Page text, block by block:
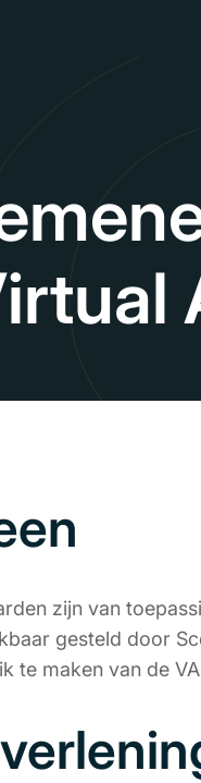
zijn van
gesteld door
te maken van de